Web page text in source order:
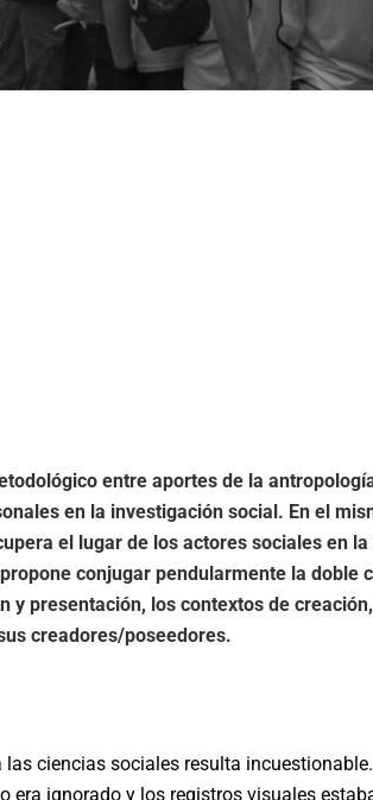
entre aportes de la
en la investigación social. En el
el lugar de los actores sociales en
conjugar pendularmente la doble
presentación, los contextos de
creadores/poseedores.
ciencias sociales resulta
era ignorado y los registros visuales